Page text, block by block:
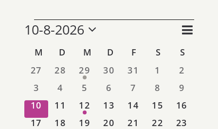
Über uns
Spenden
Monat
10-8-2026
Datum
wählen.
KALENDER
VON
VERANSTALTUNGEN
M MONTAG
D DIENSTAG
M MITTWOCH
D DONNERSTAG
F FREITAG
S SAMSTAG
S
0
VERANSTALTUNGEN
27
0
VERANSTALTUNGEN
28
1
VERANSTALTUNG
29
0
30
0
31
0
1
0
2
0
VERANSTALTUNGEN
3
0
4
0
5
0
6
0
7
0
8
0
9
0
VERANSTALTUNGEN
10
0
VERANSTALTUNGEN
11
1
VERANSTALTUNG
12
0
13
0
14
0
15
0
16
0
17
0
18
0
19
0
20
0
21
0
22
0
23